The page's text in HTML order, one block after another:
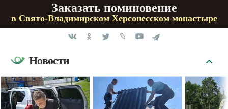
Заказать поминовение
в Свято-Владимирском Херсонесском монастыре
Новости